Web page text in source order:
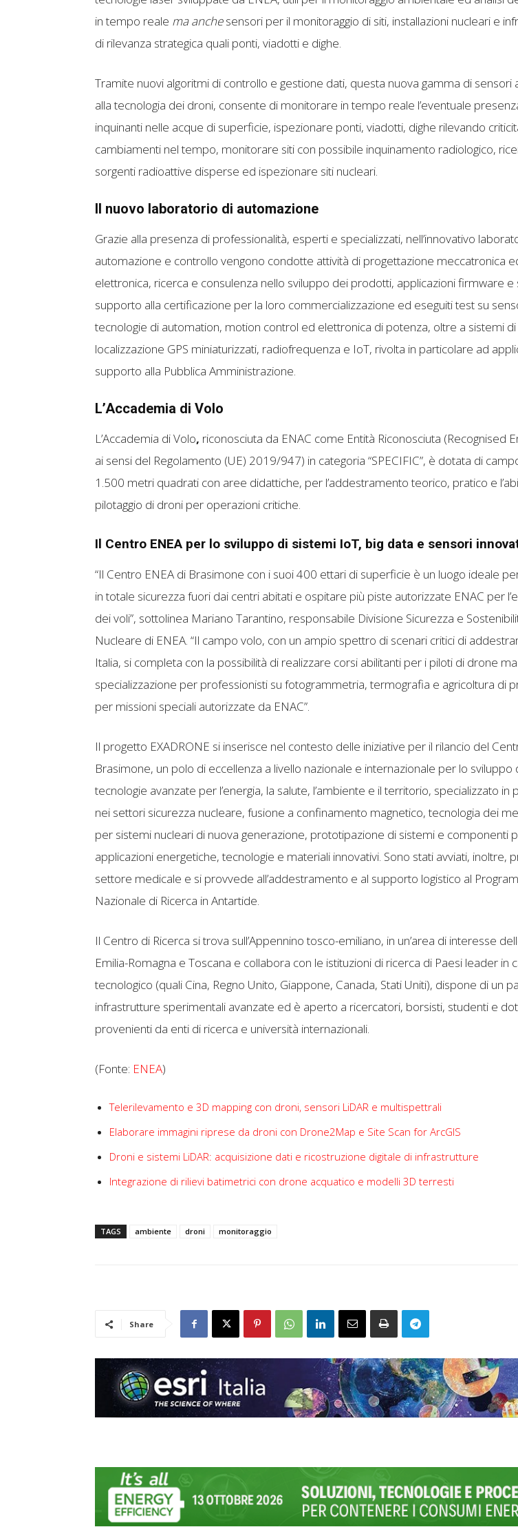
in tempo reale ma anchesensori per il monitoraggio di siti, installazioni nucleari e
di rilevanza strategica quali ponti, viadotti e dighe.
Tramite nuovi algoritmi di controllo e gestione dati, questa nuova gamma di sensori
alla tecnologia dei droni, consente di monitorare in tempo reale l’eventuale
inquinanti nelle acque di superficie, ispezionare ponti, viadotti, dighe rilevando
cambiamenti nel tempo, monitorare siti con possibile inquinamento radiologico,
sorgenti radioattive disperse ed ispezionare siti nucleari.
Il nuovo laboratorio di automazione
Grazie alla presenza di professionalità, esperti e specializzati, nell’innovativo
automazione e controllo vengono condotte attività di progettazione meccatronica
elettronica, ricerca e consulenza nello sviluppo dei prodotti, applicazioni firmware e
supporto alla certificazione per la loro commercializzazione ed eseguiti test su
tecnologie di automation, motion control ed elettronica di potenza, oltre a sistemi di
localizzazione GPS miniaturizzati, radiofrequenza e IoT, rivolta in particolare ad
supporto alla Pubblica Amministrazione.
L’Accademia di Volo
L’Accademia di Volo, riconosciuta da ENAC come Entità Riconosciuta (Recognised
ai sensi del Regolamento (UE) 2019/947) in categoria “SPECIFIC”, è dotata di
1.500 metri quadrati con aree didattiche, per l’addestramento teorico, pratico e
pilotaggio di droni per operazioni critiche.
Il Centro ENEA per lo sviluppo di sistemi IoT, big data e sensori
“Il Centro ENEA di Brasimone con i suoi 400 ettari di superficie è un luogo ideale
in totale sicurezza fuori dai centri abitati e ospitare più piste autorizzate ENAC per
dei voli”, sottolinea Mariano Tarantino, responsabile Divisione Sicurezza e
Nucleare di ENEA. “Il campo volo, con un ampio spettro di scenari critici di
Italia, si completa con la possibilità di realizzare corsi abilitanti per i piloti di drone
specializzazione per professionisti su fotogrammetria, termografia e agricoltura di
per missioni speciali autorizzate da ENAC”.
Il progetto EXADRONE si inserisce nel contesto delle iniziative per il rilancio del
Brasimone, un polo di eccellenza a livello nazionale e internazionale per lo sviluppo
tecnologie avanzate per l’energia, la salute, l’ambiente e il territorio, specializzato in
nei settori sicurezza nucleare, fusione a confinamento magnetico, tecnologia dei
per sistemi nucleari di nuova generazione, prototipazione di sistemi e componenti
applicazioni energetiche, tecnologie e materiali innovativi. Sono stati avviati, inoltre,
settore medicale e si provvede all’addestramento e al supporto logistico al
Nazionale di Ricerca in Antartide.
Il Centro di Ricerca si trova sull’Appennino tosco-emiliano, in un’area di interesse
Emilia-Romagna e Toscana e collabora con le istituzioni di ricerca di Paesi leader in
tecnologico (quali Cina, Regno Unito, Giappone, Canada, Stati Uniti), dispone di un
infrastrutture sperimentali avanzate ed è aperto a ricercatori, borsisti, studenti e
provenienti da enti di ricerca e università internazionali.
(Fonte: ENEA)
Telerilevamento e 3D mapping con droni, sensori LiDAR e multispettrali
Elaborare immagini riprese da droni con Drone2Map e Site Scan for ArcGIS
Droni e sistemi LiDAR: acquisizione dati e ricostruzione digitale di infrastrutture
Integrazione di rilievi batimetrici con drone acquatico e modelli 3D terresti
TAGS ambiente droni monitoraggio
Share